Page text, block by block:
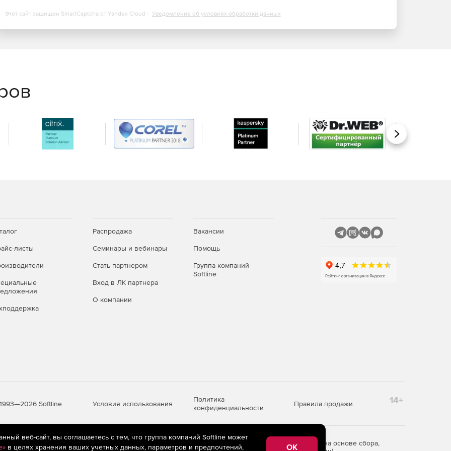
позволяющая выполнять мониторинг до 20 000
Этот сайт защищен SmartCaptcha от Yandex Cloud - Уведомление об условиях обработки данных
Вперед
листы
Распродажа
Семинары и вебинары
Стать партнером
Вход в ЛК партнера
О компании
Вакансии
Помощь
Группа компаний
Softline
Softline Условия использования
Политика
конфиденциальности
Правила продажи 14+
рекомендательные технологии
(информационные технологии предоставления информации на основе сбора,
веб-сайт, вы соглашаетесь с тем, что группа компаний Softline может
в целях хранения ваших учетных данных, параметров и предпочтений, OK